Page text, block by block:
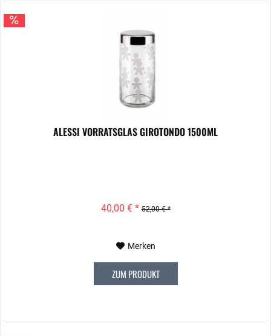
ALESSI VORRATSGLAS GIROTONDO 1500ML
40,00 € * 52,00 € *
Merken
ZUM PRODUKT